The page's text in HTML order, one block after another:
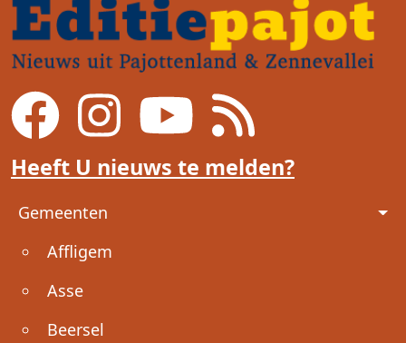
Heeft U nieuws te melden?
Voet
Gemeenten
Affligem
Asse
Beersel